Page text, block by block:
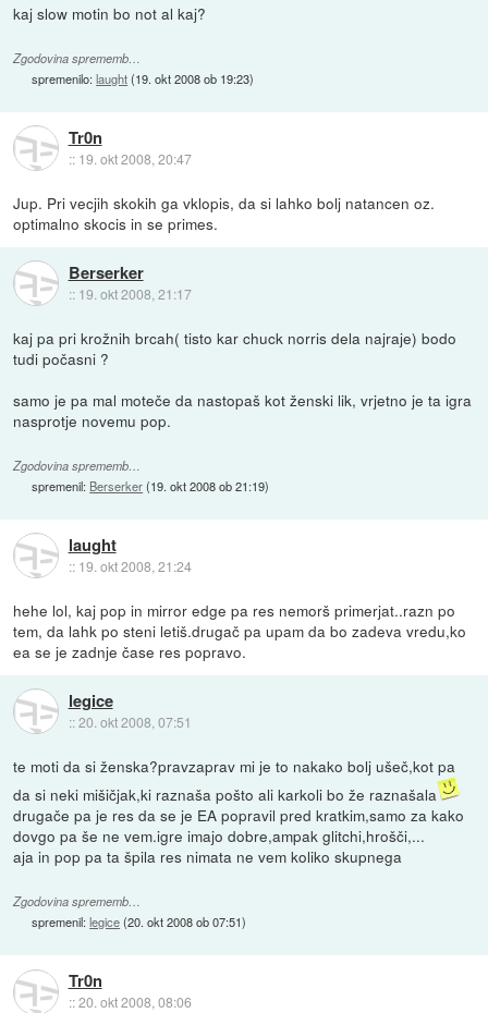
kaj slow motin bo not al kaj?
Zgodovina sprememb…
spremenilo:laught(19. okt 2008 ob 19:23)
Tr0n
:: 19. okt 2008, 20:47
Jup. Pri vecjih skokih ga vklopis, da si lahko bolj natancen oz.
optimalno skocis in se primes.
Berserker
:: 19. okt 2008, 21:17
kaj pa pri krožnih brcah( tisto kar chuck norris dela najraje) bodo
tudi počasni ?
samo je pa mal moteče da nastopaš kot ženski lik, vrjetno je ta igra
nasprotje novemu pop.
Zgodovina sprememb…
spremenil: Berserker(19. okt 2008 ob 21:19)
laught
:: 19. okt 2008, 21:24
hehe lol, kaj pop in mirror edge pa res nemorš primerjat..razn po
tem, da lahk po steni letiš.drugač pa upam da bo zadeva vredu,ko
ea se je zadnje čase res popravo.
legice
::20. okt 2008, 07:51
te moti da si ženska?pravzaprav mi je to nakako bolj ušeč,kot pa
da si neki mišičjak,ki raznaša pošto ali karkoli bo že raznašala
drugače pa je res da se je EA popravil pred kratkim,samo za kako
dovgo pa še ne vem.igre imajo dobre,ampak glitchi,hrošči,...
aja in pop pa ta špila res nimata ne vem koliko skupnega
Zgodovina sprememb…
spremenil:legice(20. okt 2008 ob 07:51)
Tr0n
::20. okt 2008, 08:06